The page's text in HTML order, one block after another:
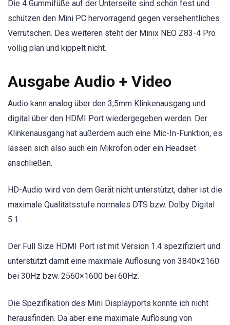
Die 4 Gummifüße auf der Unterseite sind schön fest und
schützen den Mini PC hervorragend gegen versehentliches
Verrutschen. Des weiteren steht der Minix NEO Z83-4 Pro
völlig plan und kippelt nicht.
Ausgabe Audio + Video
Audio kann analog über den 3,5mm Klinkenausgang und
digital über den HDMI Port wiedergegeben werden. Der
Klinkenausgang hat außerdem auch eine Mic-In-Funktion, es
lassen sich also auch ein Mikrofon oder ein Headset
anschließen.
HD-Audio wird von dem Gerät nicht unterstützt, daher ist die
maximale Qualitätsstufe normales DTS bzw. Dolby Digital
5.1.
Der Full Size HDMI Port ist mit Version 1.4 spezifiziert und
unterstützt damit eine maximale Auflösung von 3840×2160
bei 30Hz bzw. 2560×1600 bei 60Hz.
Die Spezifikation des Mini Displayports konnte ich nicht
herausfinden. Da aber eine maximale Auflösung von